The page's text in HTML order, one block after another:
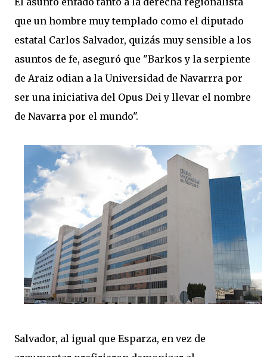
que un hombre muy templado como el diputado
estatal Carlos Salvador, quizás muy sensible a los
asuntos de fe, aseguró que "Barkos y la serpiente
de Araiz odian a la Universidad de Navarrra por
ser una iniciativa del Opus Dei y llevar el nombre
de Navarra por el mundo".
Salvador, al igual que Esparza, en vez de